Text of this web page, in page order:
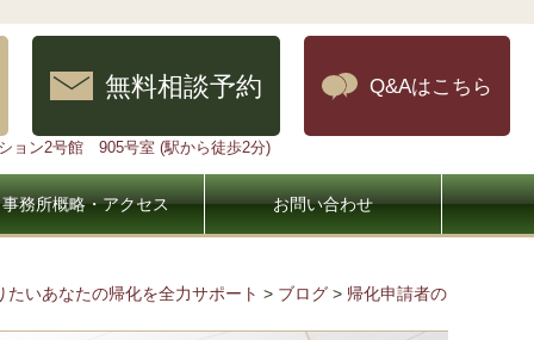
無料相談予約 Q&Aはこちら
ョン2号館 905号室 (駅から徒歩2分)
事務所概略・アクセス お問い合わせ
いあなたの帰化を全力サポート > ブログ > 帰化申請者の